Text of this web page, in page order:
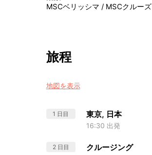
MSCベリッシマ / MSCクルーズ
旅程
地図を表示
1 日目 東京, 日本
16:30 出発
2 日目 クルージング